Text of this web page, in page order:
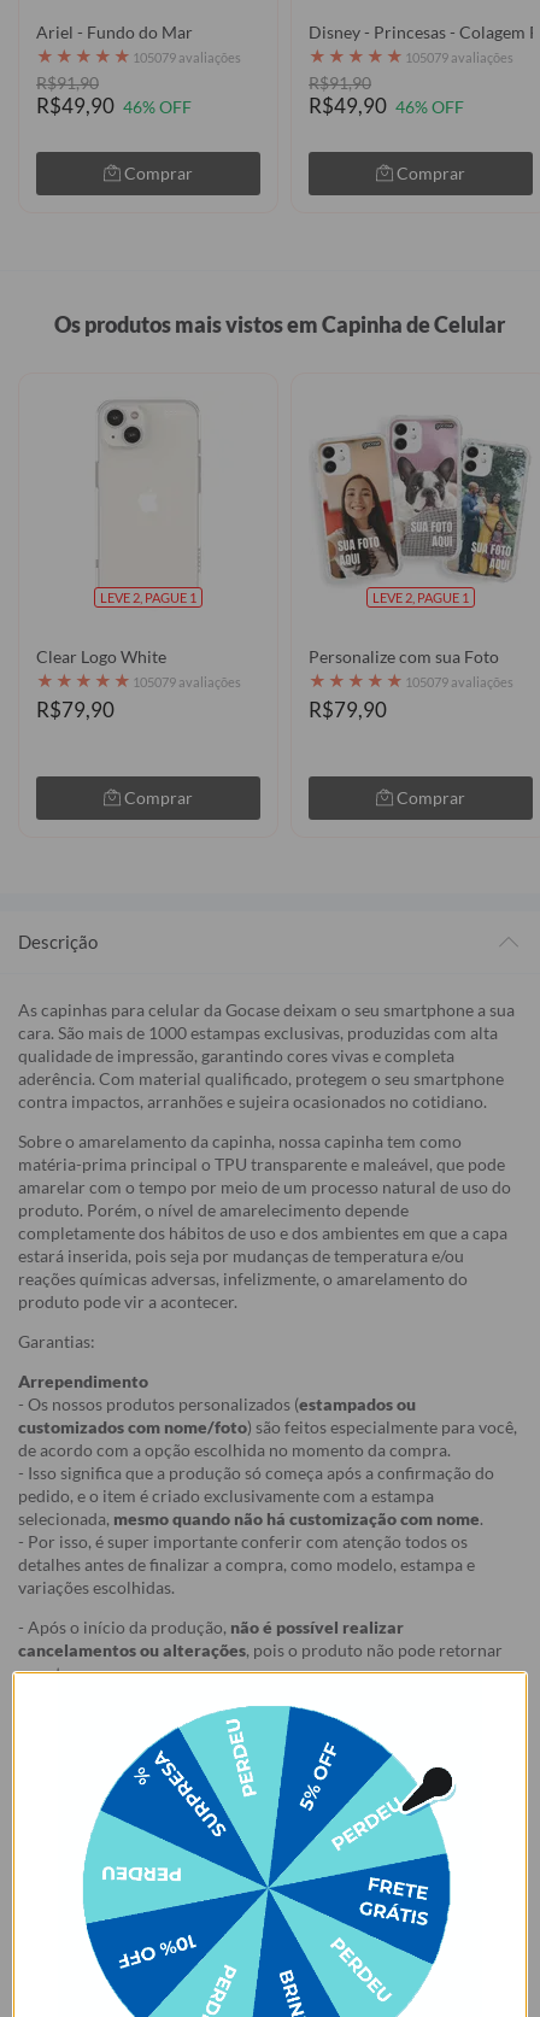
Ariel - Fundo do Mar
★ ★ ★ ★ ★ 105079 avaliações
R$91,90
R$49,90 46% OFF
Comprar
Disney - Princesas - Colagem
★ ★ ★ ★ ★ 105079 avaliações
R$91,90
R$49,90 46% OFF
Comprar
Os produtos mais vistos em Capinha de Celular
LEVE 2, PAGUE 1
Clear Logo White
★ ★ ★ ★ ★ 105079 avaliações
R$79,90
Comprar
LEVE 2, PAGUE 1
Personalize com sua Foto
★ ★ ★ ★ ★ 105079 avaliações
R$79,90
Comprar
Descrição
As capinhas para celular da Gocase deixam o seu smartphone a sua
cara. São mais de 1000 estampas exclusivas, produzidas com alta
qualidade de impressão, garantindo cores vivas e completa
aderência. Com material qualificado, protegem o seu smartphone
contra impactos, arranhões e sujeira ocasionados no cotidiano.
Sobre o amarelamento da capinha, nossa capinha tem como
matéria-prima principal o TPU transparente e maleável, que pode
amarelar com o tempo por meio de um processo natural de uso do
produto. Porém, o nível de amarelecimento depende
completamente dos hábitos de uso e dos ambientes em que a capa
estará inserida, pois seja por mudanças de temperatura e/ou
reações químicas adversas, infelizmente, o amarelamento do
produto pode vir a acontecer.
Garantias:
Arrependimento
- Os nossos produtos personalizados (estampados ou
customizados com nome/foto) são feitos especialmente para você,
de acordo com a opção escolhida no momento da compra.
- Isso significa que a produção só começa após a confirmação do
pedido, e o item é criado exclusivamente com a estampa
selecionada, mesmo quando não há customização com nome.
- Por isso, é super importante conferir com atenção todos os
detalhes antes de finalizar a compra, como modelo, estampa e
variações escolhidas.
- Após o início da produção, não é possível realizar
cancelamentos ou alterações, pois o produto não pode retornar
ao estoque.
- Descascamento: 6 meses;
- Amarelamento: 6 meses;
- Demais defeitos de fábrica: 3 meses.
Ei, atenção aí!
Antes de garantir seu acessório, dá uma conferida no modelo do
seu celular! Os modelos 5G geralmente têm telas maiores que as
outras versões, então certifique-se de que o seu escolhido vai
encaixar direitinho. Fique de olho e escolha certinho para tudo
combinar com seu smartphone! 😎📱
*Imagens meramente ilustrativas, o produto final pode sofrer uma